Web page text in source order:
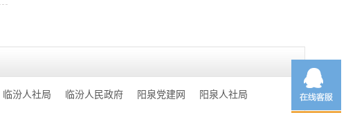
临汾人社局 临汾人民政府 阳泉党建网
阳泉人社局